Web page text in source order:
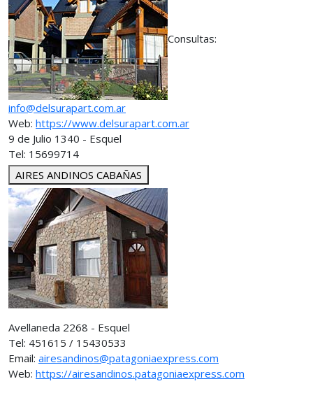
Consultas:
info@delsurapart.com.ar
Web: https://www.delsurapart.com.ar
9 de Julio 1340 - Esquel
Tel: 15699714
AIRES ANDINOS CABAÑAS
Avellaneda 2268 - Esquel
Tel: 451615 / 15430533
Email: airesandinos@patagoniaexpress.com
Web: https://airesandinos.patagoniaexpress.com